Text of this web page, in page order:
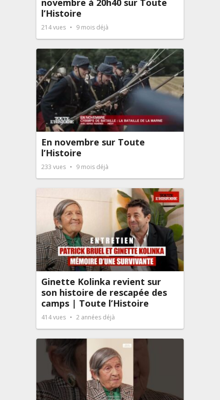
novembre à 20h40 sur Toute
l’Histoire
214vues 9 mois déjà
En novembre sur Toute
l’Histoire
233 vues 9 mois déjà
Ginette Kolinka revient sur
son histoire de rescapée des
camps | Toute l’Histoire
414vues 2 années déjà